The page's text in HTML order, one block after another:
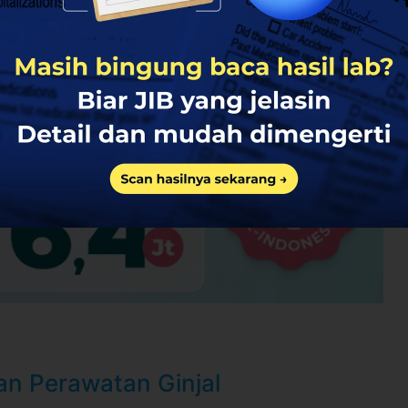
Kec. Kramat jati, Kota Jakarta Timur, Daerah
BNI 46
banyak
Perawatan Ginjal